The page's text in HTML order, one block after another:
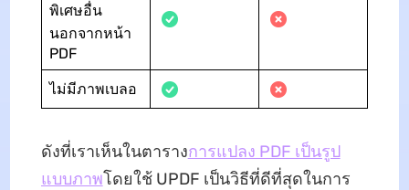
พิเศษอื่น
นอกจากหน้า
PDF
ไม่มีภาพเบลอ
ดังที่เราเห็นในตารางการแปลง PDF เป็นรูป
แบบภาพโดยใช้ UPDF เป็นวิธีที่ดีที่สุดในการ